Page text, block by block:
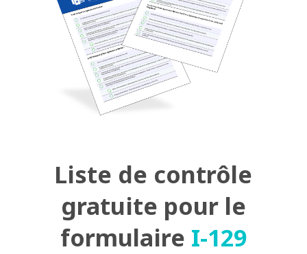
Liste de contrôle
gratuite pour le
formulaire I-129